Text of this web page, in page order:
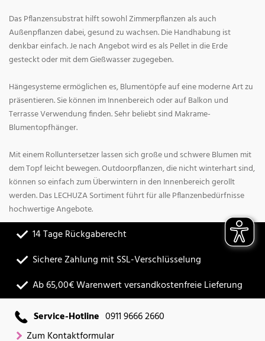
Das Pflanzensubstrat hilft sowohl Zimmerpflanzen als auch
Außenpflanzen dabei, gesund zu wachsen. Die Handhabung ist
denkbar einfach. Je nach Angebot wird es als Pellet in die Erde
gesteckt oder mit dem Gießwasser zugegeben.
Hängesysteme ermöglichen es, Blumentöpfe auf eine moderne Art zu
präsentieren. Sie können im Innenbereich oder auf Balkon und
Terrasse Verwendung finden. Sehr beliebt sind Makrame-
Blumentopfhänger.
Mit einem Rolluntersetzer lassen sich große und schwere Blumen mit
dem Topf leicht bewegen. Outdoorpflanzen, die nicht winterhart sind,
können so einfach zum Überwintern in den Innenbereich gerollt
werden. Das LECHUZA Sortiment führt für alle Pflanzenbedürfnisse
hochwertige Angebote.
14 Tage Rückgaberecht
Sichere Zahlung mit SSL-Verschlüsselung
Ab 65,00€ Warenwert versandkostenfreie Lieferung
Service-Hotline 0911 9666 2660
Zum Kontaktformular